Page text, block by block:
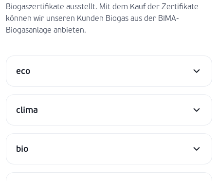
Biogaszertifikate ausstellt. Mit dem Kauf der Zertifikate
können wir unseren Kunden Biogas aus der BIMA-
Biogasanlage anbieten.
eco
clima
bio